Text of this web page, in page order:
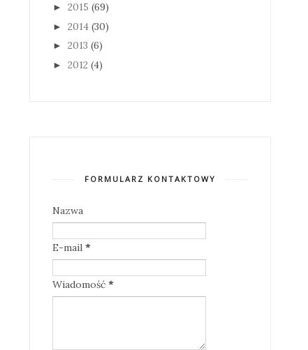
► 2015 (69)
► 2014 (30)
► 2013 (6)
► 2012 (4)
FORMULARZ KONTAKTOWY
Nazwa
E-mail *
Wiadomość *